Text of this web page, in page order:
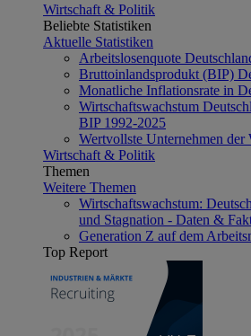
Wirtschaft & Politik
Beliebte Statistiken
Aktuelle Statistiken
Arbeitslosenquote
Bruttoinlandsprodukt (BIP)
Monatliche Inflationsrate in
Wirtschaftswachstum
BIP 1992-2025
Wertvollste Unternehmen der
Wirtschaft & Politik
Themen
Weitere Themen
Wirtschaftswachstum:
und Stagnation - Daten &
Generation Z auf dem
Top Report